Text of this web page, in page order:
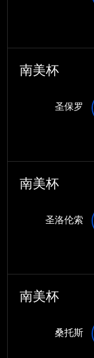
南美杯
圣保罗
南美杯
圣洛伦索
南美杯
桑托斯